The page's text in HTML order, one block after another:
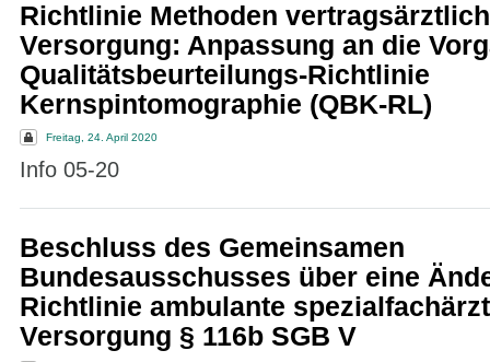
Richtlinie Methoden
Versorgung: Anpassung an die
Qualitätsbeurteilungs-Richtlinie
Kernspintomographie (QBK-RL)
Freitag, 24. April 2020
Info 05-20
Beschluss des Gemeinsamen
Bundesausschusses über eine
Richtlinie ambulante
Versorgung § 116b SGB V